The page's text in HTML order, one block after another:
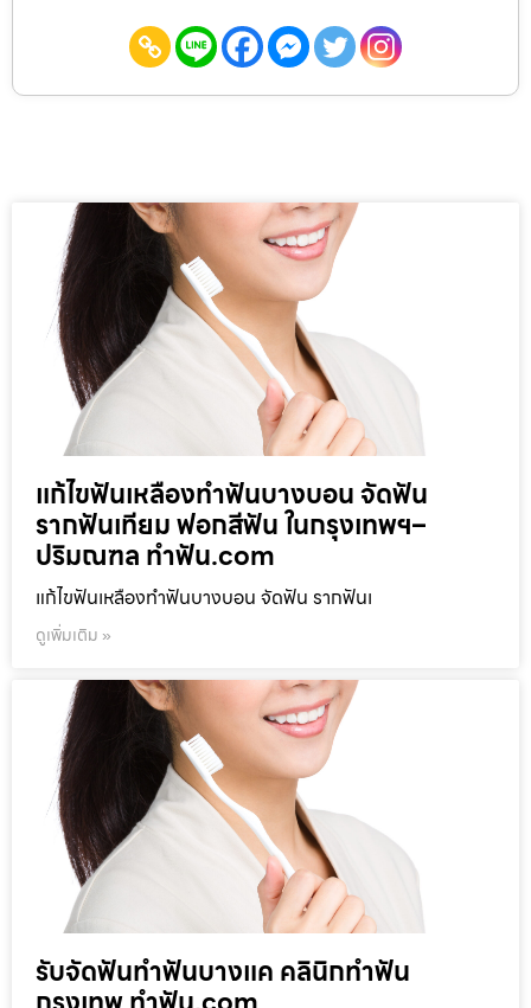
แก้ไขฟันเหลืองทำฟันบางบอน จัดฟัน
รากฟันเทียม ฟอกสีฟัน ในกรุงเทพฯ–
ปริมณฑล ทำฟัน.com
แก้ไขฟันเหลืองทำฟันบางบอน จัดฟัน รากฟันเ
ดูเพิ่มเติม »
รับจัดฟันทำฟันบางแค คลินิกทำฟัน